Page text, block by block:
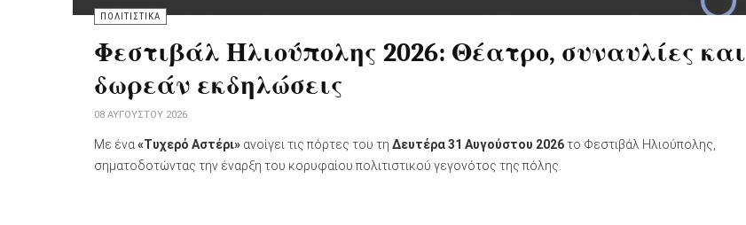
ΠΟΛΙΤΙΣΤΙΚΑ
Φεστιβάλ Ηλιούπολης 2026: Θέατρο, συναυλίες και
δωρεάν εκδηλώσεις
08 ΑΥΓΟΎΣΤΟΥ 2026
Με ένα «Τυχερό Αστέρι» ανοίγει τις πόρτες του τη Δευτέρα 31 Αυγούστου 2026το Φεστιβάλ Ηλιούπολης,
σηματοδοτώντας την έναρξη του κορυφαίου πολιτιστικού γεγονότος της πόλης.